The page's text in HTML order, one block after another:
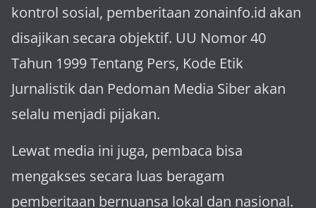
kontrol sosial, pemberitaan zonainfo.id akan
disajikan secara objektif. UU Nomor 40
Tahun 1999 Tentang Pers, Kode Etik
Jurnalistik dan Pedoman Media Siber akan
selalu menjadi pijakan.
Lewat media ini juga, pembaca bisa
mengakses secara luas beragam
pemberitaan bernuansa lokal dan nasional.